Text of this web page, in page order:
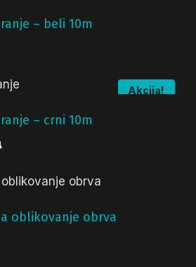
– beli 10m
Akcija!
– crni 10m
Trenutna
je:
oblikovanje obrva